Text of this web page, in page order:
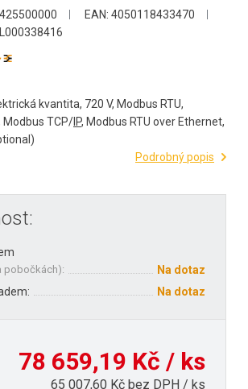
EAN: 4050118433470
kvantita, 720 V, Modbus RTU,
Modbus TCP/ IP, Modbus RTU over Ethernet,
Podrobný popis
pobočkách):
Na dotaz
Na dotaz
78 659,19 Kč / ks
65 007,60 Kč bez DPH / ks